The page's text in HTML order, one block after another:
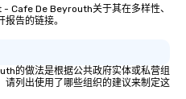
Cafe De Beyrouth关于其在多样性、
告的链接。
的做法是根据公共政府实体或私营组
请列出使用了哪些组织的建议来制定这